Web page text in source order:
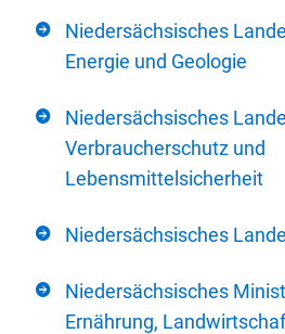
Niedersächsisches
Energie und Geologie
Niedersächsisches
Verbraucherschutz und
Lebensmittelsicherheit
Niedersächsisches
Niedersächsisches
Ernährung,